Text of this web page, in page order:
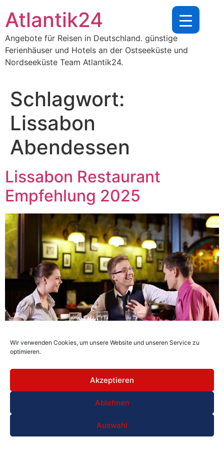
Wir verwenden Cookies, um unsere Website und unseren Service zu
optimieren.
Akzeptieren
Ablehnen
Auswahl
Inhalt
springen
Atlantik24
Angebote für Reisen in Deutschland. günstige
Ferienhäuser und Hotels an der Ostseeküste und
Nordseeküste Team Atlantik24.
Schlagwort:
Lissabon
Abendessen
Lissabon Restaurant
Empfehlung 2025
Restaurantempfehlungen